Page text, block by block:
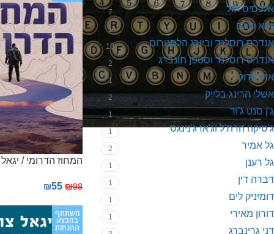
אלכסיס הול 7
אנא סאם 1
אנדרס רוסלנד וביורג הלסטרום 10
אנדרס רוסלנד וסטפן תונברג 2
ארז צדוק 1
אשלי הרינג בלייק 2
גֶ'ן סנט ג'וּד 1
ג'סיקה הרת'ל וג'אז ג'נינגס 1
גל אמיר 2
גל רענן 1
דברה דין 1
דומיניק לים 1
דורון מאירי 1
דני גרינברג
המחוז הדרומי /
₪98
₪55
משתתף
במבצע
ההנחות